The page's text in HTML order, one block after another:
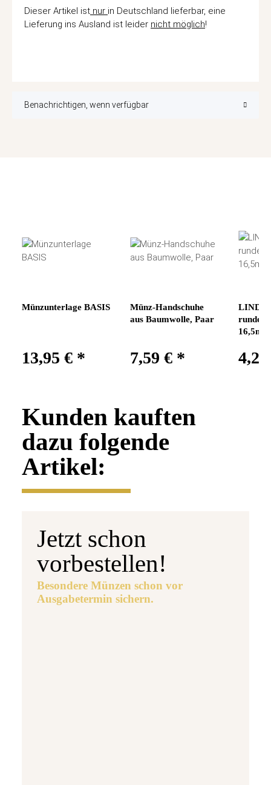
Dieser Artikel ist nur in Deutschland lieferbar, eine
Lieferung ins Ausland ist leider nicht möglich!
Benachrichtigen, wenn verfügbar
Münzunterlage BASIS
13,95 € *
Münz-Handschuhe
aus Baumwolle, Paar
7,59 € *
runde
16,5mm
Kunden kauften
dazu folgende
Artikel:
Jetzt schon
vorbestellen!
Besondere Münzen schon vor
Ausgabetermin sichern.